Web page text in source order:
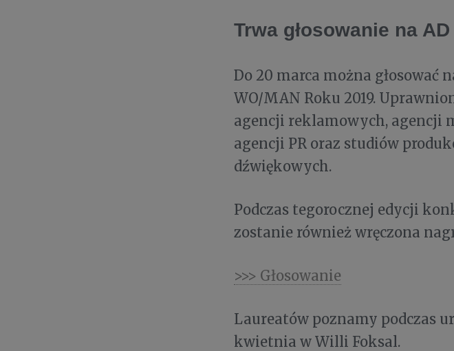
Trwa głosowanie na
Do 20 marca można głosować
WO/MAN Roku 2019.
agencji reklamowych, agencji
agencji PR oraz studiów
dźwiękowych.
Podczas tegorocznej edycji
zostanie również wręczona
>>> Głosowanie
Laureatów poznamy podczas
kwietnia w Willi Foksal.